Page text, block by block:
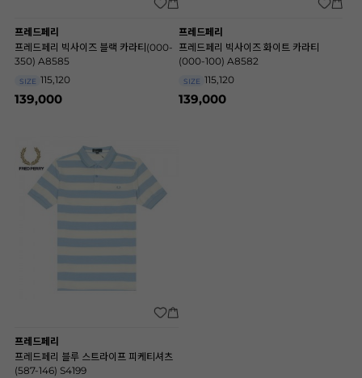
프레드페리
프레드페리 빅사이즈 블랙 카라티(000-
350) A8585
SIZE 115,120
139,000
프레드페리
프레드페리 빅사이즈 화이트 카라티
(000-100) A8582
SIZE 115,120
139,000
프레드페리
프레드페리 블루 스트라이프 피케티셔츠
(587-146) S4199